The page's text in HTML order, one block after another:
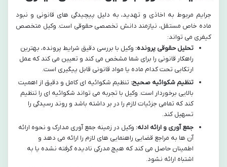
جرایم مربوط به اخاذی و تهدید، به دلیل پیچیدگی های قانونی و نبود
ماده خاص مستقل، نیازمند دانش تخصصی حقوقی است. وکیل متخصص
کیفری می تواند:
تحلیل حقوقی پرونده: وکیل با بررسی دقیق شرایط پرونده، بهترین
راهکار قانونی را برای شما مشخص می کند و تعیین می کند که عمل
ارتکابی تحت کدام ماده یا مواد قانونی قابل پیگیری است.
تنظیم شکوائیه صحیح: تنظیم شکوائیه ای کامل و دقیق از اهمیت
بالایی برخوردار است. وکیل با تجربه می تواند شکوائیه ای را تنظیم
کند که تمامی جزئیات لازم را در بر داشته باشد و روند رسیدگی را
تسهیل کند.
جمع آوری و ارائه ادله: وکیل در زمینه جمع آوری مدارک و نحوه ارائه
آن ها به مراجع قضایی راهنمایی های لازم را ارائه می دهد و
اطمینان حاصل می کند که هیچ مدرکی نادیده گرفته نشده یا به
اشتباه ارائه نشود.